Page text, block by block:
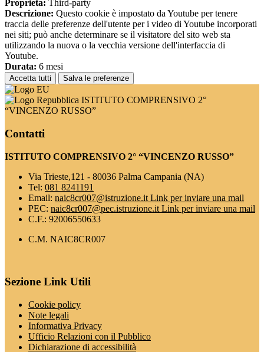
Proprieta: Third-party
Descrizione: Questo cookie è impostato da Youtube per tenere
traccia delle preferenze dell'utente per i video di Youtube incorporati
nei siti; può anche determinare se il visitatore del sito web sta
utilizzando la nuova o la vecchia versione dell'interfaccia di
Youtube.
Durata: 6 mesi
Accetta tutti Salva le preferenze
ISTITUTO COMPRENSIVO 2°
“VINCENZO RUSSO”
Contatti
ISTITUTO COMPRENSIVO 2° “VINCENZO RUSSO”
Via Trieste,121 - 80036 Palma Campania (NA)
Tel: 081 8241191
Email: naic8cr007@istruzione.it Link per inviare una mail
PEC: naic8cr007@pec.istruzione.it Link per inviare una mail
C.F.: 92006550633
C.M. NAIC8CR007
Sezione Link Utili
Cookie policy
Note legali
Informativa Privacy
Ufficio Relazioni con il Pubblico
Dichiarazione di accessibilità